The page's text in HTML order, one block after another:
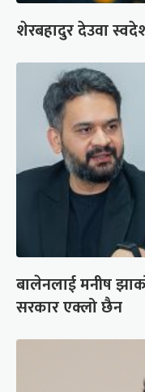
शेरबहादुर देउवा
बालेनलाई मनीष
सरकार एक्लो छैन